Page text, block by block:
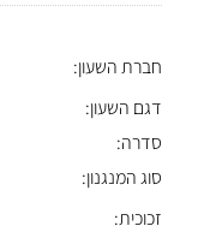
חברת השעון:
דגם השעון:
סדרה:
סוג המנגנון:
זכוכית: